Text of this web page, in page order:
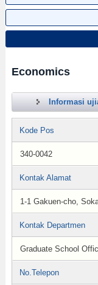
Economics
Informasi
Kode Pos
340-0042
Kontak Alamat
1-1 Gakuen-cho,
Kontak Departmen
Graduate School
No.Telepon